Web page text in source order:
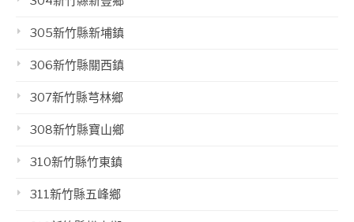
305新竹縣新埔鎮
306新竹縣關西鎮
307新竹縣芎林鄉
308新竹縣寶山鄉
310新竹縣竹東鎮
311新竹縣五峰鄉